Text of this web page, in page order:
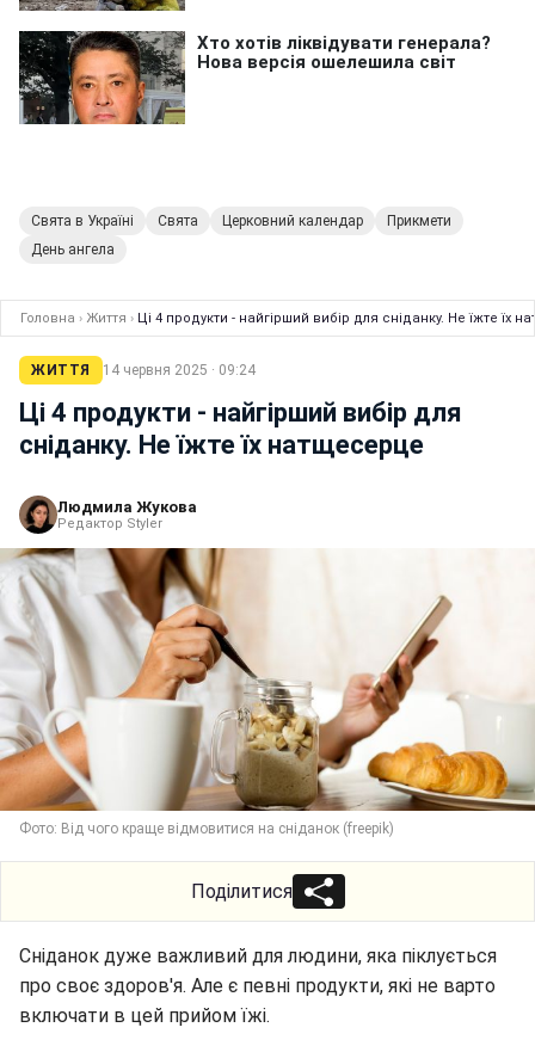
Свята в Україні Свята Церковний календар
Прикмети
День ангела
Головна › Життя › Ці 4 продукти - найгірший вибір для сніданку. Не їжте їх
ЖИТТЯ 14 червня 2025 · 09:24
Ці 4 продукти - найгірший вибір для
сніданку. Не їжте їх натщесерце
Людмила Жукова
Редактор Styler
Фото: Від чого краще відмовитися на сніданок (freepik)
Поділитися
Сніданок дуже важливий для людини, яка піклується
про своє здоров'я. Але є певні продукти, які не варто
включати в цей прийом їжі.